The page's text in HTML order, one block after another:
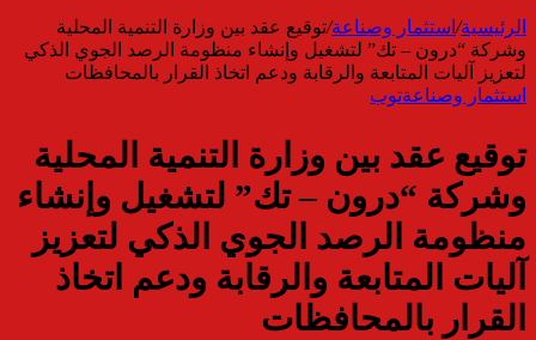
الرئيسية/ استثمار وصناعة/توقيع عقد بين وزارة التنمية المحلية
وشركة “درون – تك” لتشغيل وإنشاء منظومة الرصد الجوي الذكي
لتعزيز آليات المتابعة والرقابة ودعم اتخاذ القرار بالمحافظات
استثمار وصناعةتوب
توقيع عقد بين وزارة التنمية المحلية
وشركة “درون – تك” لتشغيل وإنشاء
منظومة الرصد الجوي الذكي لتعزيز
آليات المتابعة والرقابة ودعم اتخاذ
القرار بالمحافظات